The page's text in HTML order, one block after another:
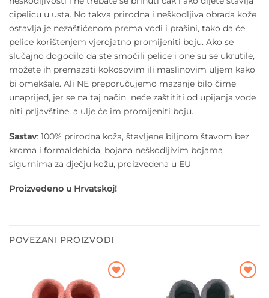
cipelicu u usta. No takva prirodna i neškodljiva obrada kože
ostavlja je nezaštićenom prema vodi i prašini, tako da će
pelice korištenjem vjerojatno promijeniti boju. Ako se
slučajno dogodilo da ste smočili pelice i one su se ukrutile,
možete ih premazati kokosovim ili maslinovim uljem kako
bi omekšale. Ali NE preporučujemo mazanje bilo čime
unaprijed, jer se na taj način neće zaštititi od upijanja vode
niti prljavštine, a ulje će im promijeniti boju.
Sastav: 100% prirodna koža, štavljene biljnom štavom bez
kroma i formaldehida, bojana neškodljivim bojama
sigurnima za dječju kožu, proizvedena u EU
Proizvedeno u Hrvatskoj!
POVEZANI PROIZVODI
na listu
na listu